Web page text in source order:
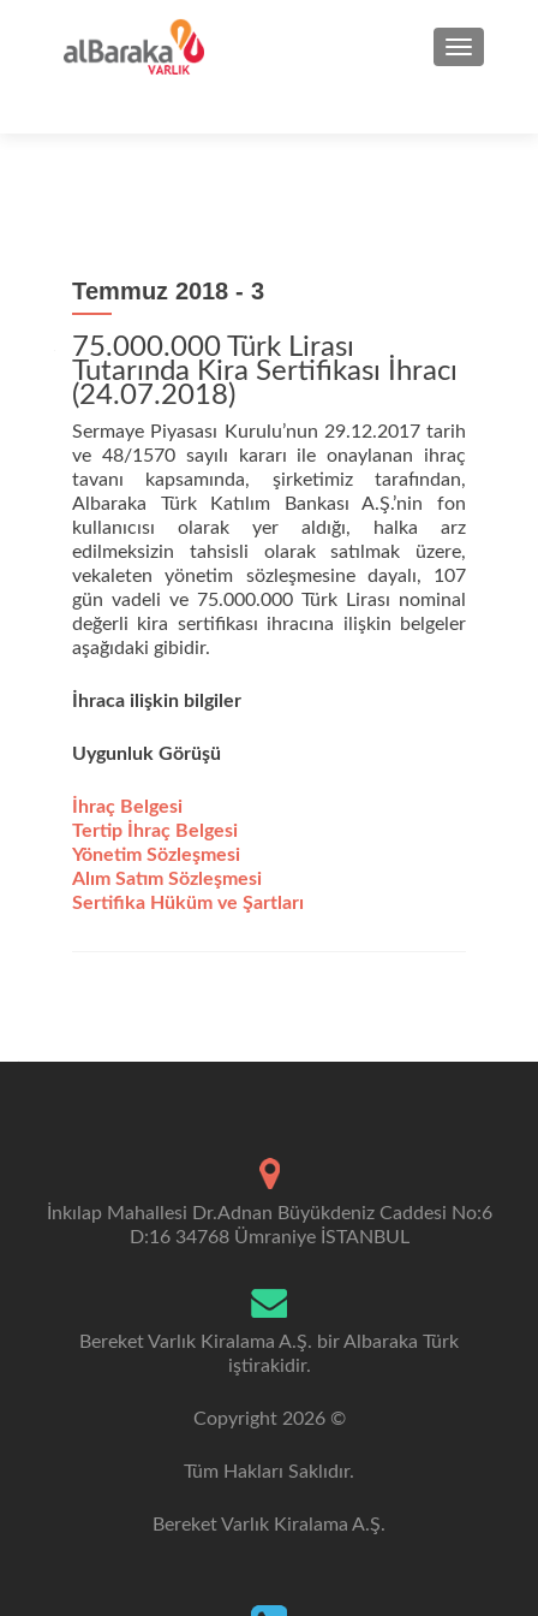
Temmuz 2018 - 3
75.000.000 Türk Lirası
Tutarında Kira Sertifikası İhracı
(24.07.2018)
Sermaye Piyasası Kurulu’nun 29.12.2017 tarih
ve 48/1570 sayılı kararı ile onaylanan ihraç
tavanı kapsamında, şirketimiz tarafından,
Albaraka Türk Katılım Bankası A.Ş.’nin fon
kullanıcısı olarak yer aldığı, halka arz
edilmeksizin tahsisli olarak satılmak üzere,
vekaleten yönetim sözleşmesine dayalı, 107
gün vadeli ve 75.000.000 Türk Lirası nominal
değerli kira sertifikası ihracına ilişkin belgeler
aşağıdaki gibidir.
İhraca ilişkin bilgiler
Uygunluk Görüşü
İhraç Belgesi
Tertip İhraç Belgesi
Yönetim Sözleşmesi
Alım Satım Sözleşmesi
Sertifika Hüküm ve Şartları
İnkılap Mahallesi Dr.Adnan Büyükdeniz Caddesi No:6
D:16 34768 Ümraniye İSTANBUL
Bereket Varlık Kiralama A.Ş. bir Albaraka Türk
iştirakidir.
Copyright 2026 ©
Tüm Hakları Saklıdır.
Bereket Varlık Kiralama A.Ş.